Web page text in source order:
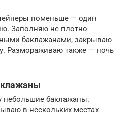
поменьше — один
Заполняю не плотно
баклажанами, закрываю
Размораживаю также — ночь
небольшие баклажаны.
в нескольких местах